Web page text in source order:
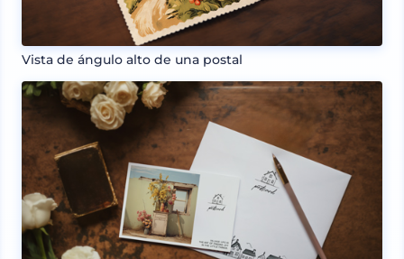
Vista de ángulo alto de una postal